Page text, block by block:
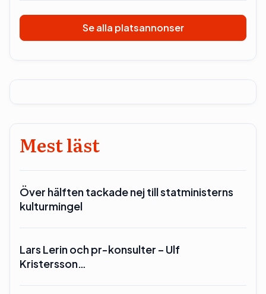
Se alla platsannonser
Mest läst
Över hälften tackade nej till statministerns
kulturmingel
Lars Lerin och pr-konsulter – Ulf
Kristersson…